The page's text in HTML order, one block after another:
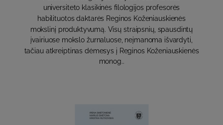
universiteto klasikinės filologijos profesorės
habilituotos daktarės Reginos Koženiauskienės
mokslinį produktyvumą. Visų straipsnių, spausdintų
įvairiuose mokslo žurnaluose, neįmanoma išvardyti,
tačiau atkreiptinas dėmesys į Reginos Koženiauskienės
monog..